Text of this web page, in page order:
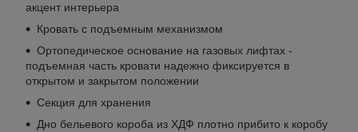
акцент интерьера
Кровать с подъемным механизмом
Ортопедическое основание на газовых лифтах -
подъемная часть кровати надежно фиксируется в
открытом и закрытом положении
Секция для хранения
Дно бельевого короба из ХДФ плотно прибито к коробу